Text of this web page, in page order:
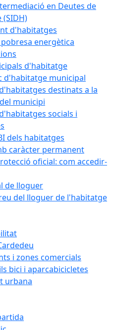
en Deutes de
d'habitatges
energètica
d'habitatge
d'habitatge municipal
destinats a la
municipi
socials i
dels habitatges
caràcter permanent
oficial: com accedir-
de lloguer
del lloguer de l'habitatge
i zones comercials
bici i aparcabicicletes
urbana